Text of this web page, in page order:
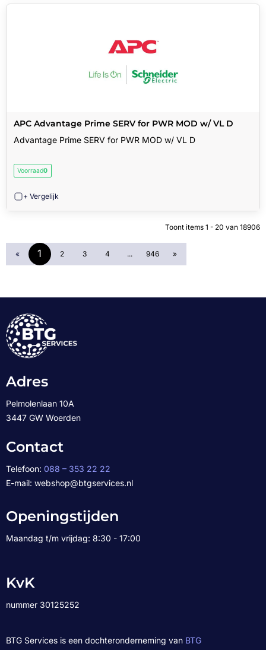
APC Advantage Prime SERV for PWR MOD w/ VL D
Advantage Prime SERV for PWR MOD w/ VL D
Voorraad0
+ Vergelijk
Toont items 1 - 20 van 18906
« 1 2 3 4 ... 946 »
Adres
Pelmolenlaan 10A
3447 GW Woerden
Contact
Telefoon: 088 – 353 22 22
E-mail: webshop@btgservices.nl
Openingstijden
Maandag t/m vrijdag: 8:30 - 17:00
KvK
nummer 30125252
BTG Services is een dochteronderneming van BTG